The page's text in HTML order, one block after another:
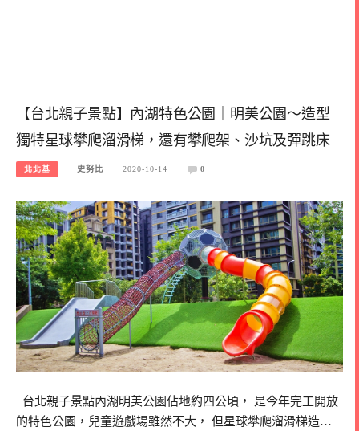
【台北親子景點】內湖特色公園｜明美公園～造型
獨特星球攀爬溜滑梯，還有攀爬架、沙坑及彈跳床
北北基 史努比 2020-10-14 0
台北親子景點內湖明美公園佔地約四公頃， 是今年完工開放
的特色公園，兒童遊戲場雖然不大， 但星球攀爬溜滑梯造…